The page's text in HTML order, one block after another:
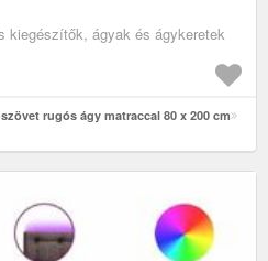
kiegészítők, ágyak és ágykeretek
rugós ágy matraccal 80 x 200 cm